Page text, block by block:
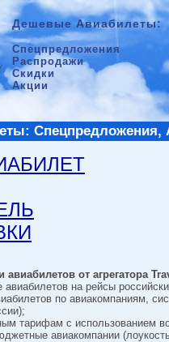
Дешевые Авиабилеты:
Спецпредложения
Распродажи
Скидки
Акции
Спецпредложения,
от агрегатора
на рейсы
по авиакомпаниям,
тарифам с использованием
авиакомпании